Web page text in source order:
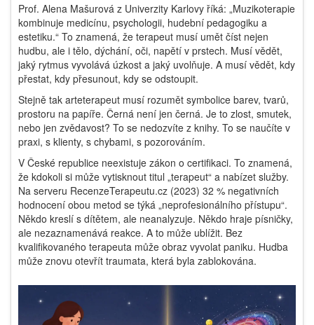
Prof. Alena Mašurová z Univerzity Karlovy říká: „Muzikoterapie
kombinuje medicínu, psychologii, hudební pedagogiku a
estetiku.“ To znamená, že terapeut musí umět číst nejen
hudbu, ale i tělo, dýchání, oči, napětí v prstech. Musí vědět,
jaký rytmus vyvolává úzkost a jaký uvolňuje. A musí vědět, kdy
přestat, kdy přesunout, kdy se odstoupit.
Stejně tak arteterapeut musí rozumět symbolice barev, tvarů,
prostoru na papíře. Černá není jen černá. Je to zlost, smutek,
nebo jen zvědavost? To se nedozvíte z knihy. To se naučíte v
praxi, s klienty, s chybami, s pozorováním.
V České republice neexistuje zákon o certifikaci. To znamená,
že kdokoli si může vytisknout titul „terapeut“ a nabízet služby.
Na serveru RecenzeTerapeutu.cz (2023) 32 % negativních
hodnocení obou metod se týká „neprofesionálního přístupu“.
Někdo kreslí s dítětem, ale neanalyzuje. Někdo hraje písničky,
ale nezaznamenává reakce. A to může ublížit. Bez
kvalifikovaného terapeuta může obraz vyvolat paniku. Hudba
může znovu otevřít traumata, která byla zablokována.